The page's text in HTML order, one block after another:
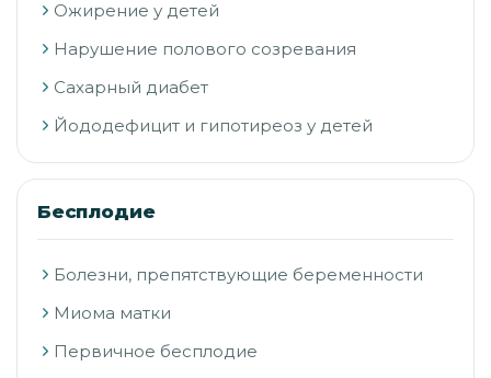
Ожирение у детей
Нарушение полового созревания
Сахарный диабет
Йододефицит и гипотиреоз у детей
Бесплодие
Болезни, препятствующие беременности
Миома матки
Первичное бесплодие